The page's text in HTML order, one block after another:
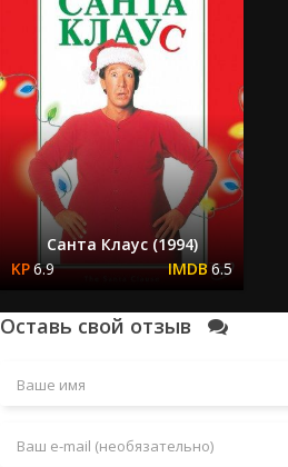
Санта Клаус (1994)
6.9
6.5
Оставь свой отзыв